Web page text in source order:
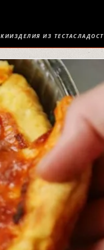
ИЗДЕЛИЯ ИЗ ТЕСТА